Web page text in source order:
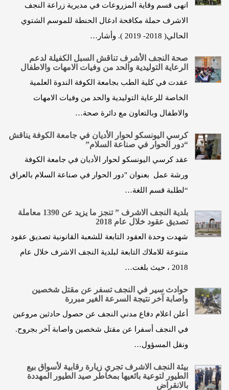
انهى قسم وقاية المزروعات في مديرية زراعة النجف
الاشرف حملة مكافحة ادغال الحنطة للموسم الشتوي
الحالي( 2018- 2019 ). وأشار…
صحة النجف الأشرف تناقش السبل الكفيلة لدعم
الرعاية التوليدية والحد من وفيات الامهات والاطفال
عقدت في كلية الطب بجامعة الكوفة الندوة العلمية
الخاصة للرعاية التوليدية والحد من وفيات الامهات
والاطفال وبالتعاون مع دائرة صحة…
كرسي اليونسكو لحوار الأديان في جامعة الكوفة يناقش
“دور الحوار في صناعة السلام”
عقد كرسي اليونسكو لحوار الأديان في جامعة الكوفة
ورشة عمل بعنوان "دور الحوار في صناعة السلام بالعراق
“لطلبة قسم اللغة…
بلدية النجف الاشرف ” تنجز ما يزيد عن 1390 معاملة
تصديق عقود خلال عام 2018
شهدت وحدة العقود التابعة للشعبة القانونية تصديق عقود
متنوعة للاملاك التابعة لبلدية النجف الاشرف خلال عام
2018 ، حيث بلغت…
حوادث سير في النجف تسفر عن مقتل شخصين
واصابة آخر نتيجة السرعة الغير مبررة
أعلن اعلام دفاع مدني النجف عن حصول حادثين مروعين
في النجف أسفرا عن مقتل شخصين واصابة آخر بجروح.
ونقل المسؤول…
بيئة النجف الاشرف تجري زيارة رقابية لأسواق بيع
الطيور لتوعية بائعيها بمخاطر صيد الطيور المهددة
بالانقراض